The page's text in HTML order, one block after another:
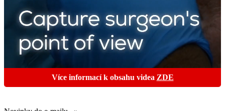
Více informací k obsahu videa ZDE